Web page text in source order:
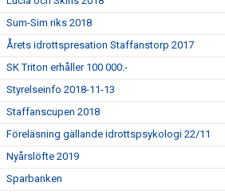
Sum-Sim riks 2018
Årets idrottspresation Staffanstorp 2017
SK Triton erhåller 100 000:-
Styrelseinfo 2018-11-13
Staffanscupen 2018
Föreläsning gällande idrottspsykologi 22/11
Nyårslöfte 2019
Sparbanken